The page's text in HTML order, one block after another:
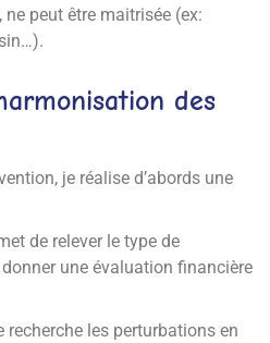
peut être maitrisée (ex:
des
je réalise d’abords une
de relever le type de
une évaluation financière
les perturbations en